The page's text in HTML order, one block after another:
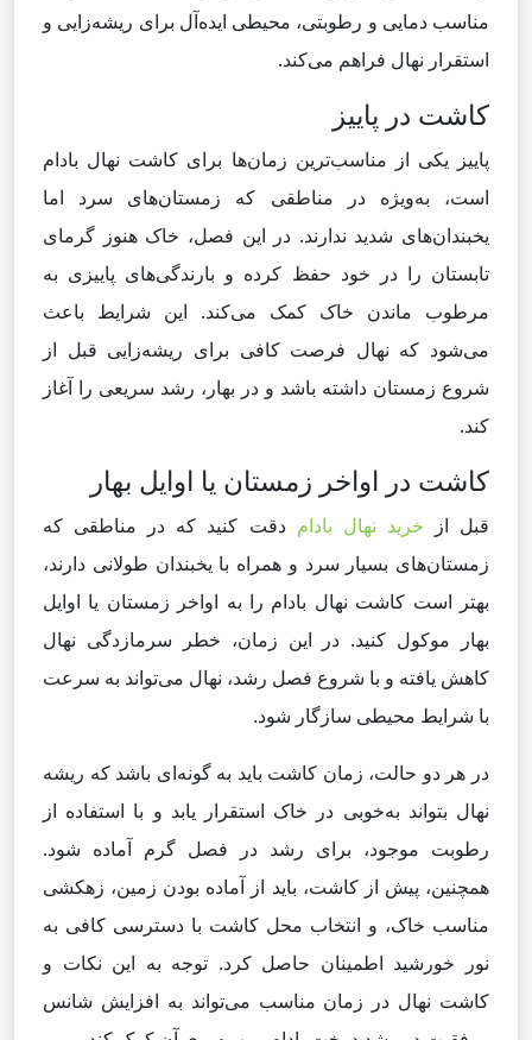
مناسب دمایی و رطوبتی، محیطی ایده‌آل برای ریشه‌زایی و
استقرار نهال فراهم می‌کند.
کاشت در پاییز
پاییز یکی از مناسب‌ترین زمان‌ها برای کاشت نهال بادام
است، به‌ویژه در مناطقی که زمستان‌های سرد اما
یخبندان‌های شدید ندارند. در این فصل، خاک هنوز گرمای
تابستان را در خود حفظ کرده و بارندگی‌های پاییزی به
مرطوب ماندن خاک کمک می‌کند. این شرایط باعث
می‌شود که نهال فرصت کافی برای ریشه‌زایی قبل از
شروع زمستان داشته باشد و در بهار، رشد سریعی را آغاز
کند.
کاشت در اواخر زمستان یا اوایل بهار
قبل از خرید نهال بادام دقت کنید که در مناطقی که
زمستان‌های بسیار سرد و همراه با یخبندان طولانی دارند،
بهتر است کاشت نهال بادام را به اواخر زمستان یا اوایل
بهار موکول کنید. در این زمان، خطر سرمازدگی نهال
کاهش یافته و با شروع فصل رشد، نهال می‌تواند به سرعت
با شرایط محیطی سازگار شود.
در هر دو حالت، زمان کاشت باید به گونه‌ای باشد که ریشه
نهال بتواند به‌خوبی در خاک استقرار یابد و با استفاده از
رطوبت موجود، برای رشد در فصل گرم آماده شود.
همچنین، پیش از کاشت، باید از آماده بودن زمین، زهکشی
مناسب خاک، و انتخاب محل کاشت با دسترسی کافی به
نور خورشید اطمینان حاصل کرد. توجه به این نکات و
کاشت نهال در زمان مناسب می‌تواند به افزایش شانس